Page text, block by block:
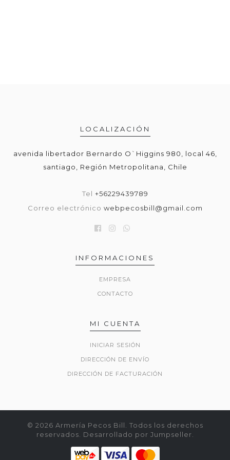
LOCALIZACIÓN
avenida libertador Bernardo O`Higgins 980, local 46,
santiago, Región Metropolitana, Chile
Tel +56229439789
Correo electrónico webpecosbill@gmail.com
INFORMACIONES
EMPRESA
CONTACTO
MI CUENTA
INICIAR SESIÓN
DIRECCIÓN DE ENVÍO
DIRECCIÓN DE FACTURACIÓN
© 2026 Armería Pecos Bill. Todos los derechos
reservados. Desarrollado por Jumpseller